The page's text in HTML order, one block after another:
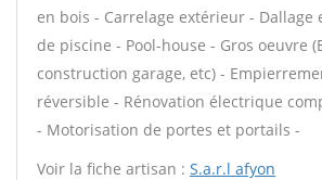
en bois - Carrelage extérieur - Dallage
de piscine - Pool-house - Gros oeuvre
construction garage, etc) -
réversible - Rénovation électrique
- Motorisation de portes et portails -
Voir la fiche artisan : S.a.r.l afyon